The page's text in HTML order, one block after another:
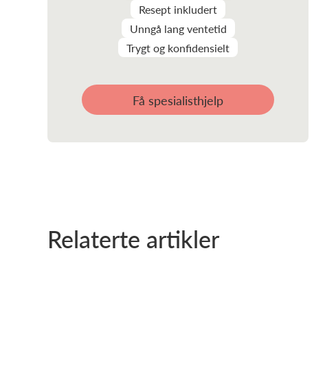
Resept inkludert
Unngå lang ventetid
Trygt og konfidensielt
Få spesialisthjelp
Relaterte artikler